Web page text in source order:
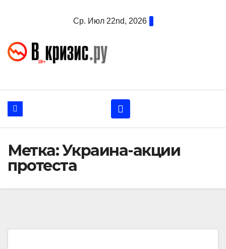
Ср. Июл 22nd, 2026
Метка:Украина-акции
протеста